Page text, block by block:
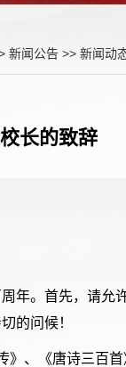
新闻公告 >> 新闻动
长的致辞
年。首先，请允
的问候！
》、《唐诗三百